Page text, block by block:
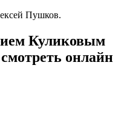
Пушков.
Куликовым
онлайн